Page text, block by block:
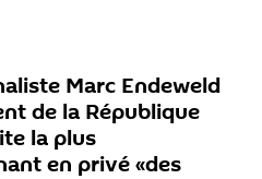
Marc Endeweld
de la République
la plus
en privé «des